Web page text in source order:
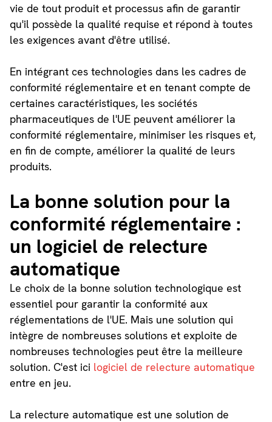
vie de tout produit et processus afin de garantir
qu'il possède la qualité requise et répond à toutes
les exigences avant d'être utilisé.
En intégrant ces technologies dans les cadres de
conformité réglementaire et en tenant compte de
certaines caractéristiques, les sociétés
pharmaceutiques de l'UE peuvent améliorer la
conformité réglementaire, minimiser les risques et,
en fin de compte, améliorer la qualité de leurs
produits.
La bonne solution pour la
conformité réglementaire :
un logiciel de relecture
automatique
Le choix de la bonne solution technologique est
essentiel pour garantir la conformité aux
réglementations de l'UE. Mais une solution qui
intègre de nombreuses solutions et exploite de
nombreuses technologies peut être la meilleure
solution. C'est ici logiciel de relecture automatique
entre en jeu.
La relecture automatique est une solution de